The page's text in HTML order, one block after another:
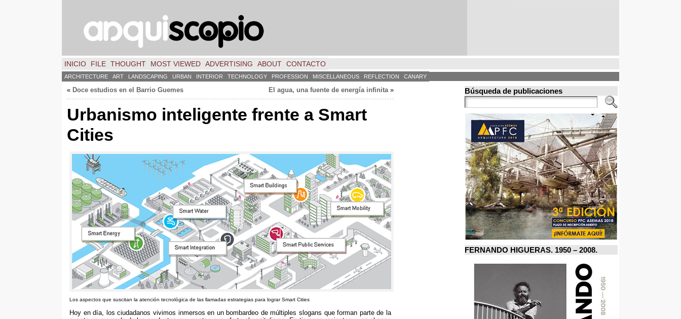
INICIO FILE THOUGHT MOST VIEWED ADVERTISING ABOUT CONTACTO
ARCHITECTURE ART LANDSCAPING URBAN INTERIOR TECHNOLOGY PROFESSION MISCELLANEOUS REFLECTION CANARY
« Doce estudios en el Barrio Guemes El agua, una fuente de energía infinita»
Urbanismo inteligente frente a Smart
Cities
Los aspectos que suscitan la atención tecnológica de las llamadas estrategias para lograr Smart Cities
Hoy en día, los ciudadanos vivimos inmersos en un bombardeo de múltiples slogans que forman parte de la
Búsqueda de publicaciones
FERNANDO HIGUERAS. 1950 – 2008.